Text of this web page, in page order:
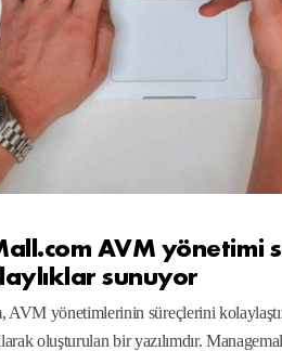
AVM yönetimi
sunuyor
AVM yönetimlerinin süreçlerini
oluşturulan bir yazılımdır.